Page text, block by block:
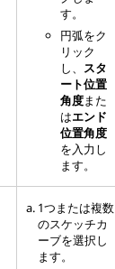
す。
円弧をク
リック
し、 スタ
ート位置
角度また
はエンド
位置角度
を入力し
ます。
1つまたは複数
のスケッチカ
ーブを選択し
ます。